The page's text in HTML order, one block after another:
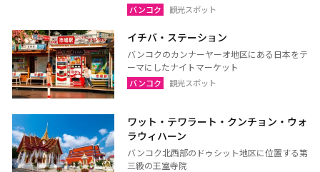
バンコク 観光スポット
イチバ・ステーション
バンコクのカンナーヤーオ地区にある日本をテ
ーマにしたナイトマーケット
バンコク 観光スポット
ワット・テワラート・クンチョン・ウォ
ラウィハーン
バンコク北西部のドゥシット地区に位置する第
三級の王室寺院